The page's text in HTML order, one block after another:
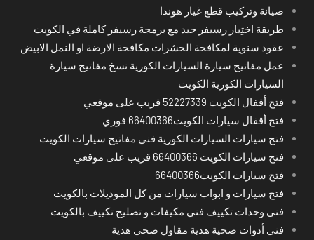
صيانة وتركيب قطع غيار هوندا
طريقة اختِيار رسيفر جيد مع برمجة رسيفر كاملة في الكويت
عقود سنوية لمكافحة الحشرات مكافحة الارضة او النمل الابيض
عمل مفاتيح سيارة السيارات الكورية نسخ مفاتيح سيارة
السيارات الكورية الكويت
فتح أقفال الكويت 52227339 قريب على موقعي
فتح أقفال سيارات الكويت66400366 فوري
فتح سيارات السيارات الكورية فني مفاتيح سيارات الكويت
فتح سيارات الكويت 66400366 قريب على موقعي
فتح سيارات الكويت66400366
فتح سيارات و ابواب سيارات من كل الموديلات بالكويت
فنى وحدات تكييف فني مكيفات و تصليح تكييف بالكويت
فني أدوات صحية هدية مقاول صحي هدية